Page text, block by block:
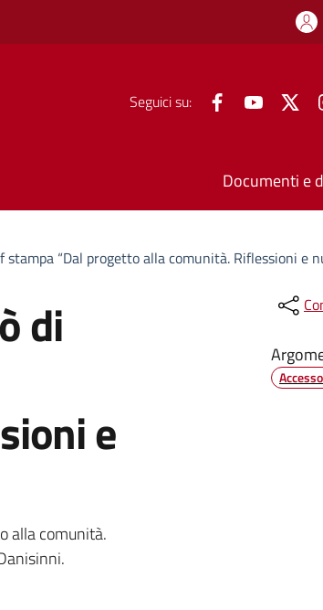
Seguici su: FacebookYouTube
Documenti e
“Dal progetto alla comunità. Riflessioni e
di
e
alla comunità.